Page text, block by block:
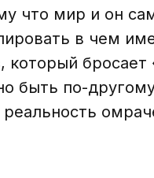
что мир и он
в чем
бросает
быть по-